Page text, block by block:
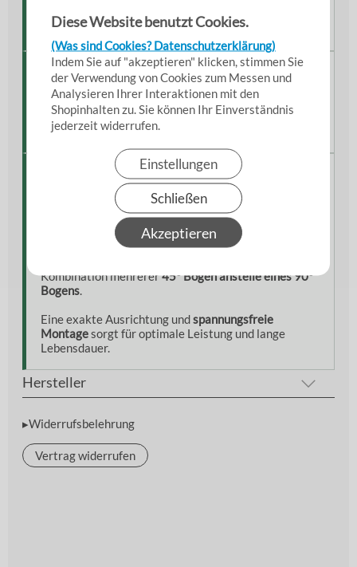
Diese Website benutzt Cookies.
(Was sind Cookies? Datenschutzerklärung)
Indem Sie auf "akzeptieren" klicken, stimmen Sie
der Verwendung von Cookies zum Messen und
Analysieren Ihrer Interaktionen mit den
Shopinhalten zu. Sie können Ihr Einverständnis
jederzeit widerrufen.
Einstellungen
Schließen
Akzeptieren
Eigenschaften
korrosionsgeschützt
Verfügbare Varianten
Erhältlich in verschiedenenDurchmessern (innen)
passend für alle gängigen Rohrsysteme in der
Absaug- und Lüftungstechnik.
Hinweise aus der Praxis
45° Rohrbögen werden häufig eingesetzt, um
Strömungsverluste möglichst gering zu halten
besonders in leistungsstarken Absauganlagen.
Kombination mehrerer45° Bögen anstelle eines 90°
Bogens
Eine exakte Ausrichtung undspannungsfreie
Montagesorgt für optimale Leistung und lange
Lebensdauer.
Hersteller
▸Widerrufsbelehrung
Vertrag widerrufen